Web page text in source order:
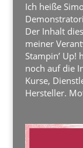
Ich heiße
Der Inhalt
meiner
Stampin’ Up!
noch auf die
Kurse,
Hersteller.